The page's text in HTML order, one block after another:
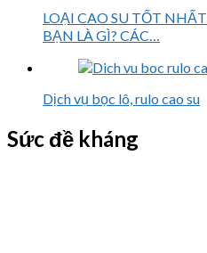
LOẠI CAO SU TỐT
BẠN LÀ GÌ? CÁC…
Dịch vụ bọc lô, rulo cao su
Sức đề kháng